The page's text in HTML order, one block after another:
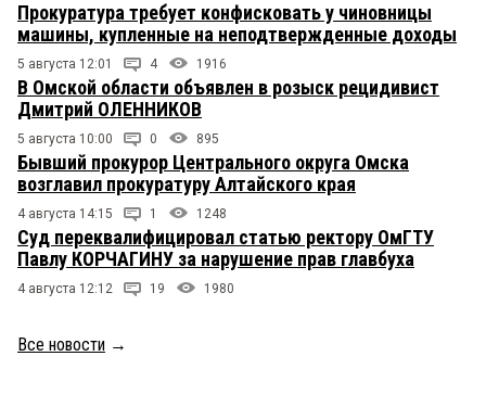
Прокуратура требует конфисковать у чиновницы
машины, купленные на неподтвержденные доходы
5 августа 12:01 4 1916
В Омской области объявлен в розыск рецидивист
Дмитрий ОЛЕННИКОВ
5 августа 10:00 0 895
Бывший прокурор Центрального округа Омска
возглавил прокуратуру Алтайского края
4 августа 14:15 1 1248
Суд переквалифицировал статью ректору ОмГТУ
Павлу КОРЧАГИНУ за нарушение прав главбуха
4 августа 12:12 19 1980
Все новости →